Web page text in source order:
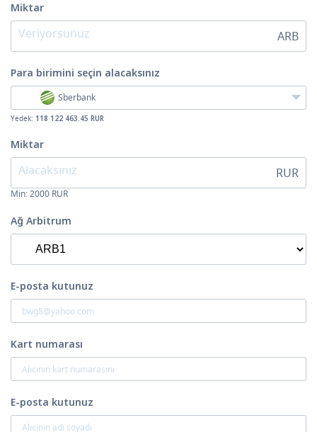
Miktar
ARB
Para birimini seçin alacaksınız
Sberbank
Yedek: 118 122 463.45 RUR
Miktar
RUR
Min:2000 RUR
Ağ Arbitrum
E-posta kutunuz
Kart numarası
E-posta kutunuz